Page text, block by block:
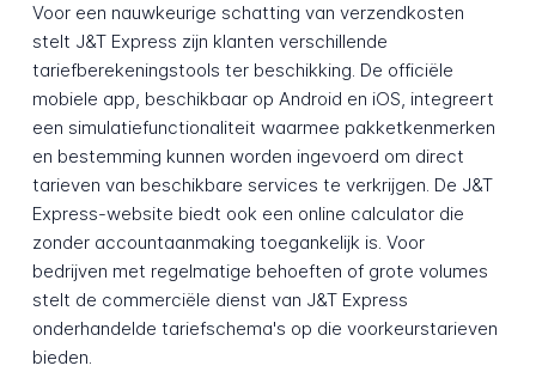
Voor een nauwkeurige schatting van verzendkosten
stelt J&T Express zijn klanten verschillende
tariefberekeningstools ter beschikking. De officiële
mobiele app, beschikbaar op Android en iOS, integreert
een simulatiefunctionaliteit waarmee pakketkenmerken
en bestemming kunnen worden ingevoerd om direct
tarieven van beschikbare services te verkrijgen. De J&T
Express-website biedt ook een online calculator die
zonder accountaanmaking toegankelijk is. Voor
bedrijven met regelmatige behoeften of grote volumes
stelt de commerciële dienst van J&T Express
onderhandelde tariefschema's op die voorkeurstarieven
bieden.